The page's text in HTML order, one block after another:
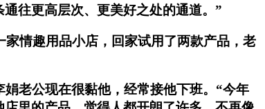
往更高层次、更美好之处的通道。”
情趣用品小店，回家试用了两款产品，老
老公现在很黏他，经常接他下班。“今年